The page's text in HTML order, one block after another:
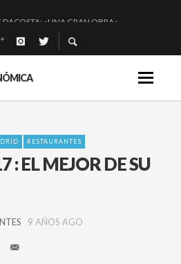
«UNA GRAN OBRA»
ANERO: MUCHO MÁS QUE UN BAR.
ESENCIAL Y BRILLANTE.
RESTAURANTES
: EL MEJOR DE SU
9 AÑOS AGO